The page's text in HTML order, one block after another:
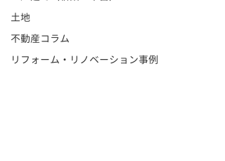
土地
不動産コラム
リフォーム・リノベーション事例